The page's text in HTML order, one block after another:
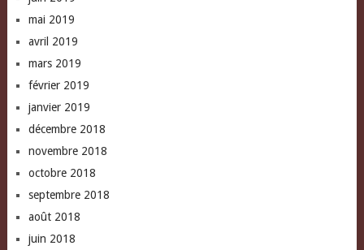
mai 2019
avril 2019
mars 2019
février 2019
janvier 2019
décembre 2018
novembre 2018
octobre 2018
septembre 2018
août 2018
juin 2018